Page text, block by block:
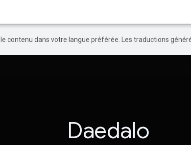
contenu dans votre langue préférée. Les traductions
Daedalo